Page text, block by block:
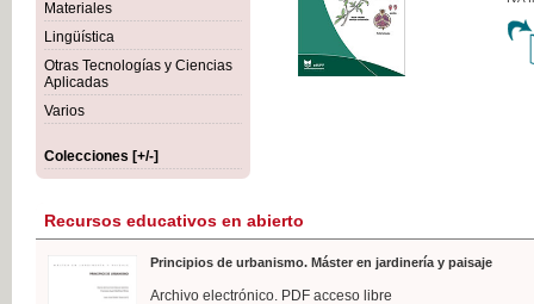
Materiales
Lingüística
Otras Tecnologías y Ciencias
Aplicadas
Varios
Colecciones [+/-]
Recursos educativos en abierto
Principios de urbanismo. Máster en jardinería y paisaje
Archivo electrónico. PDF acceso libre